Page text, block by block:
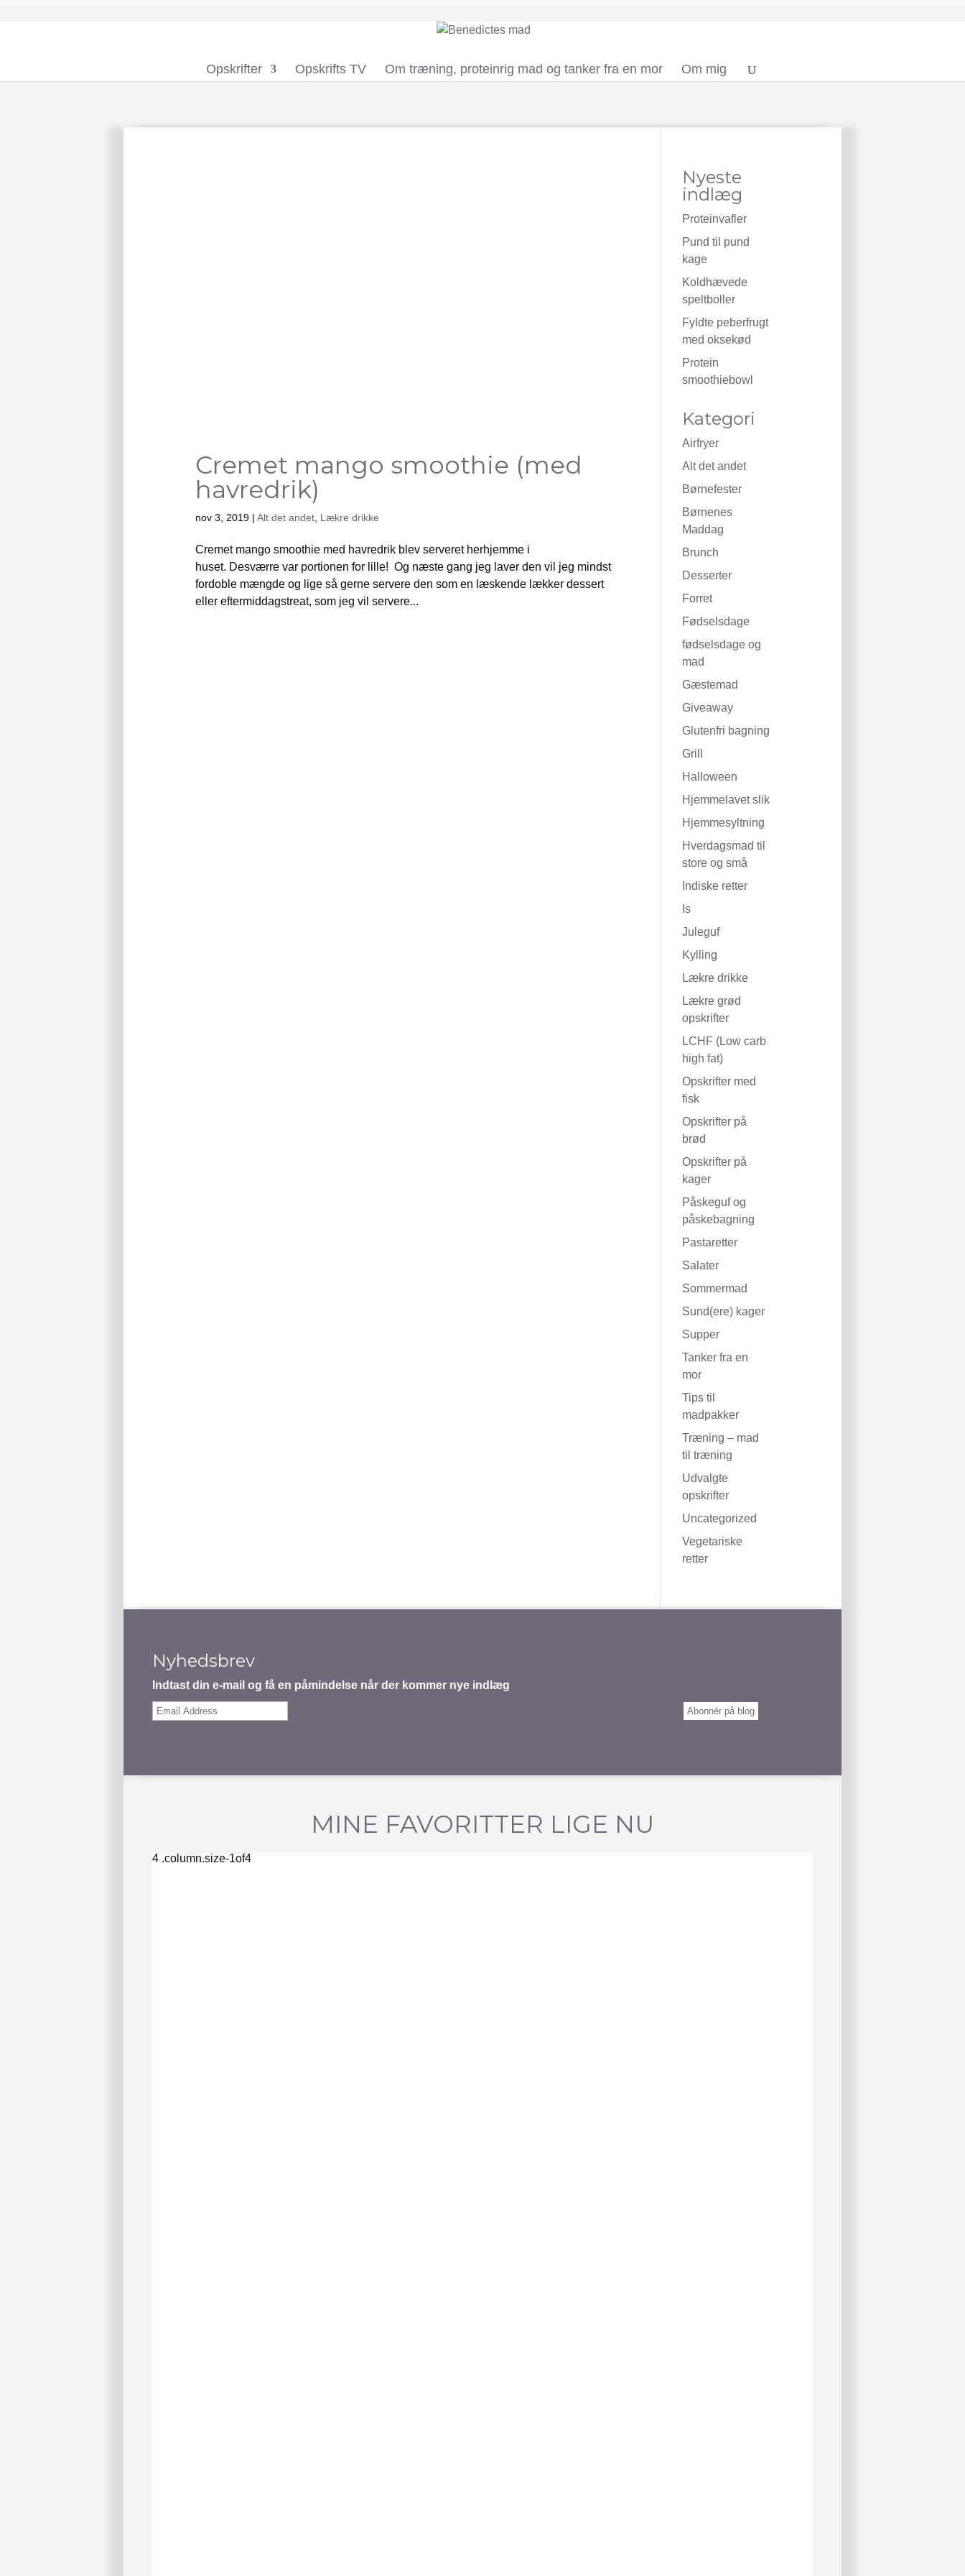
Opskrifter Opskrifts TV Om træning, proteinrig mad og tanker fra en mor Om mig
Cremet mango smoothie (med
havredrik)
nov 3, 2019 | Alt det andet Lækre drikke
Cremet mango smoothie med havredrik blev serveret herhjemme i
huset. Desværre var portionen for lille! Og næste gang jeg laver den vil jeg mindst
fordoble mængde og lige så gerne servere den som en læskende lækker dessert
eller eftermiddagstreat, som jeg vil servere...
Nyeste
indlæg
Proteinvafler
Pund til pund
kage
Koldhævede
speltboller
Fyldte peberfrugt
med oksekød
Protein
smoothiebowl
Kategori
Airfryer
Alt det andet
Børnefester
Børnenes
Maddag
Brunch
Desserter
Forret
Fødselsdage
fødselsdage og
mad
Gæstemad
Giveaway
Glutenfri bagning
Grill
Halloween
Hjemmelavet slik
Hjemmesyltning
Hverdagsmad til
store og små
Indiske retter
Is
Juleguf
Kylling
Lækre drikke
Lækre grød
opskrifter
LCHF (Low carb
high fat)
Opskrifter med
fisk
Opskrifter på
brød
Opskrifter på
kager
Påskeguf og
påskebagning
Pastaretter
Salater
Sommermad
Sund(ere) kager
Supper
Tanker fra en
mor
Tips til
madpakker
Træning – mad
til træning
Udvalgte
opskrifter
Uncategorized
Vegetariske
retter
Nyhedsbrev
Indtast din e-mail og få en påmindelse når der kommer nye indlæg
Email
Abonnér på blog
MINE FAVORITTER LIGE NU